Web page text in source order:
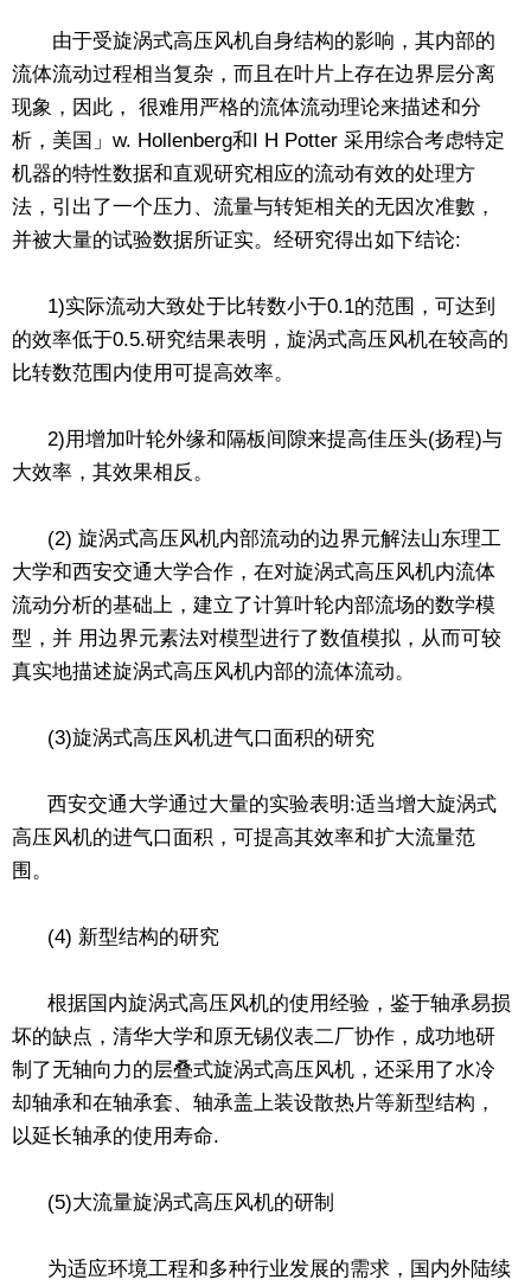
由于受旋涡式高压风机自身结构的影响，其内部的
流体流动过程相当复杂，而且在叶片上存在边界层分离
现象，因此， 很难用严格的流体流动理论来描述和分
析，美国」w. Hollenberg和I H Potter 采用综合考虑特定
机器的特性数据和直观研究相应的流动有效的处理方
法，引出了一个压力、流量与转矩相关的无因次准數，
并被大量的试验数据所证实。经研究得出如下结论:
1)实际流动大致处于比转数小于0.1的范围，可达到
的效率低于0.5.研究结果表明，旋涡式高压风机在较高的
比转数范围内使用可提高效率。
2)用增加叶轮外缘和隔板间隙来提高佳压头(扬程)与
大效率，其效果相反。
(2) 旋涡式高压风机内部流动的边界元解法山东理工
大学和西安交通大学合作，在对旋涡式高压风机内流体
流动分析的基础上，建立了计算叶轮内部流场的数学模
型，并 用边界元素法对模型进行了数值模拟，从而可较
真实地描述旋涡式高压风机内部的流体流动。
(3)旋涡式高压风机进气口面积的研究
西安交通大学通过大量的实验表明:适当增大旋涡式
高压风机的进气口面积，可提高其效率和扩大流量范
围。
(4) 新型结构的研究
根据国内旋涡式高压风机的使用经验，鉴于轴承易损
坏的缺点，清华大学和原无锡仪表二厂协作，成功地研
制了无轴向力的层叠式旋涡式高压风机，还采用了水冷
却轴承和在轴承套、轴承盖上装设散热片等新型结构，
以延长轴承的使用寿命.
(5)大流量旋涡式高压风机的研制
为适应环境工程和多种行业发展的需求，国内外陆续